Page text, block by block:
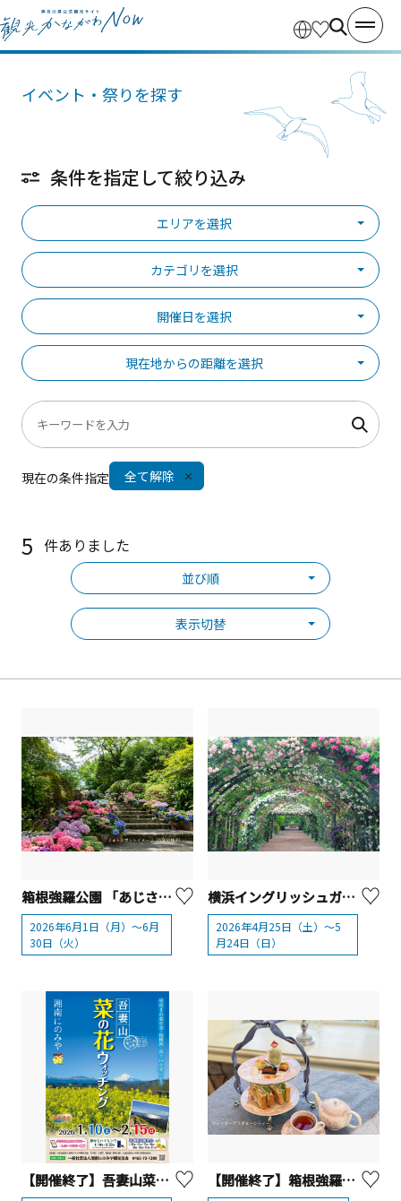
イベント・祭りを探す
条件を指定して絞り込み
エリアを選択
カテゴリを選択
開催日を選択
現在地からの距離を選択
現在の条件指定 全て解除
5 件ありました
並び順
表示切替
箱根強羅公園 「あじさいフォトスポット」
2026年6月1日（月）～6月
30日（火）
横浜イングリッシュガーデン「ローズ・フェスティバル」2026
2026年4月25日（土）～5
月24日（日）
【開催終了】吾妻山菜の花ウォッチング【二宮町】 【開催終了】箱根強羅公園 『ウィンターアフタヌーンティー』【箱根町】